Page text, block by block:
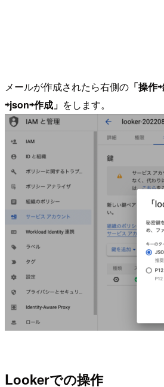
メールが作成されたら右側の 「操作
⇨json⇨作成」 をします。
Lookerでの操作